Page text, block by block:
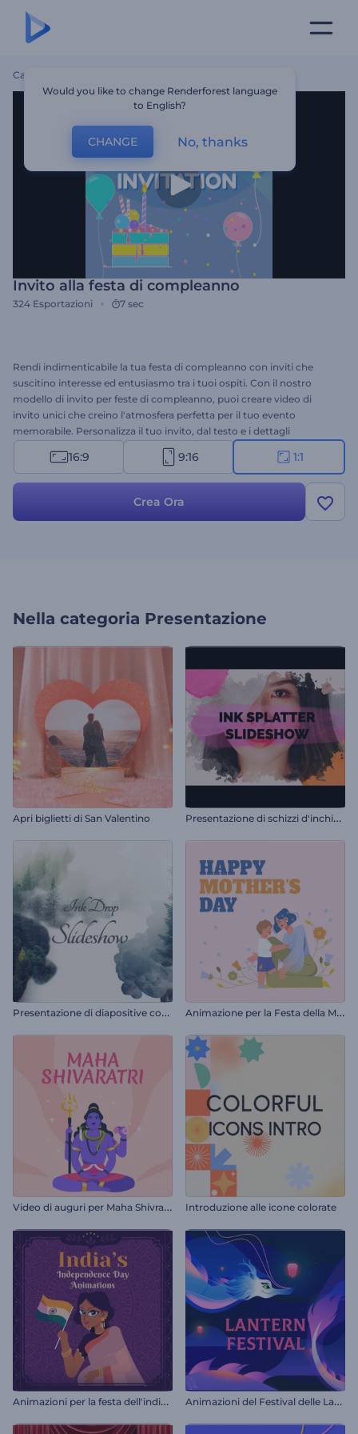
Casa
Invito alla festa di compleanno
324 Esportazioni 7 sec
Rendi indimenticabile la tua festa di compleanno con inviti che
suscitino interesse ed entusiasmo tra i tuoi ospiti. Con il nostro
modello di invito per feste di compleanno, puoi creare video di
invito unici che creino l'atmosfera perfetta per il tuo evento
memorabile. Personalizza il tuo invito, dal testo e i dettagli
dell'evento alle immagini e alla musica, per adattarlo allo stile e al
tema della tua festa. Che si tratti del tuo compleanno o di quello di
sorpresa, questo modello è perfetto per soddisfare le tue esigenze.
16:9 9:16 1:1
Crea Ora
Nella categoria Presentazione
Apri biglietti di San Valentino P
resentazione di schizzi d'inchiostro
P
resentazione di diapositive con gocce d'inchiostro A
nimazione per la Festa della Mamma
V
ideo di auguri per Maha Shivratri Introduzione alle icone colorate
A
nimazioni per la festa dell'indipendenza dell'India A
nimazioni del Festival delle Lanterne
Would you like to change Renderforest language
to English?
CHANGE No, thanks